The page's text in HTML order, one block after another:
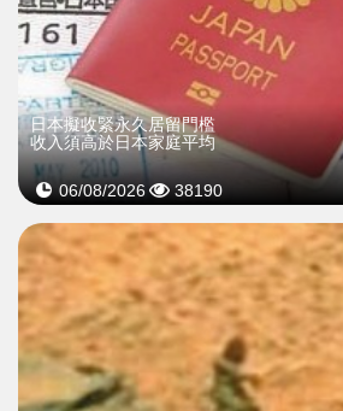
日本擬收緊永久居留門檻
收入須高於日本家庭平均
06/08/2026 38190